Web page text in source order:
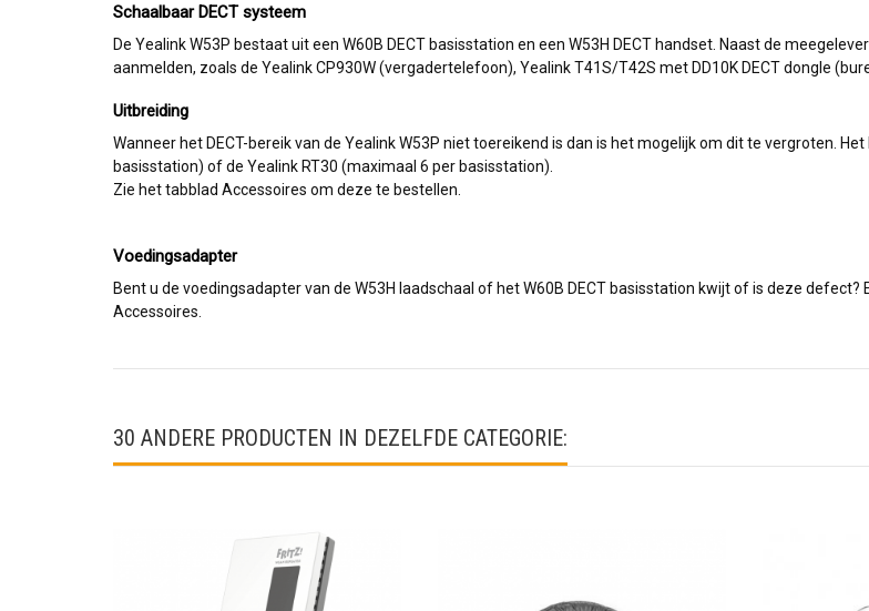
Schaalbaar DECT systeem
De Yealink W53P bestaat uit een W60B DECT basisstation en een W53H DECT handset. Naast de
aanmelden, zoals de Yealink CP930W (vergadertelefoon), Yealink T41S/T42S met DD10K DECT dongle
Uitbreiding
Wanneer het DECT-bereik van de Yealink W53P niet toereikend is dan is het mogelijk om dit te vergroten.
basisstation) of de Yealink RT30 (maximaal 6 per basisstation).
Zie het tabblad Accessoires om deze te bestellen.
Voedingsadapter
Bent u de voedingsadapter van de W53H laadschaal of het W60B DECT basisstation kwijt of is deze
Accessoires.
30 ANDERE PRODUCTEN IN DEZELFDE CATEGORIE: